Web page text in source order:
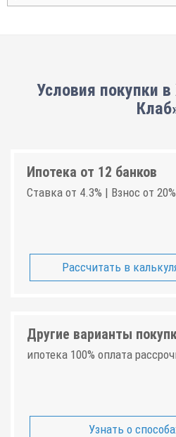
Условия покупки
Ипотека от 12 банков
Ставка от 4.3% | Взнос от
Рассчитать в
Другие варианты
ипотека 100% оплата
Узнать о